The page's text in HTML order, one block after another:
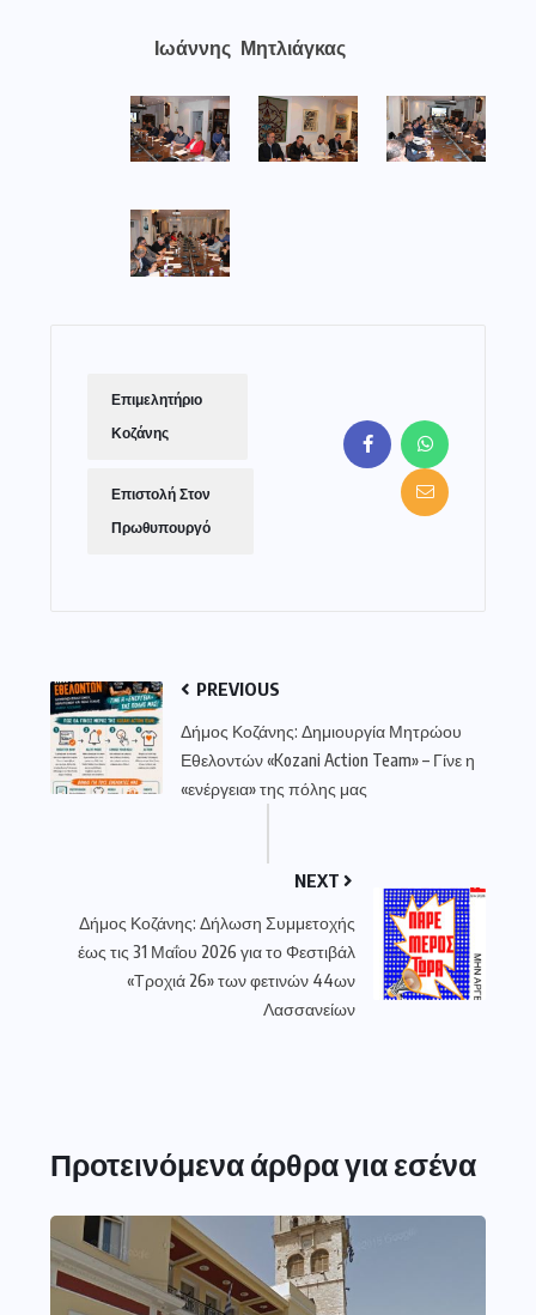
Ιωάννης Μητλιάγκας
Επιμελητήριο
Κοζάνης
Επιστολή Στον
Πρωθυπουργό
PREVIOUS
Δήμος Κοζάνης: Δημιουργία Μητρώου
Εθελοντών «Kozani Action Team» – Γίνε η
«ενέργεια» της πόλης μας
NEXT
Δήμος Κοζάνης: Δήλωση Συμμετοχής
έως τις 31 Μαΐου 2026 για το Φεστιβάλ
«Τροχιά 26» των φετινών 44ων
Λασσανείων
Προτεινόμενα άρθρα για εσένα